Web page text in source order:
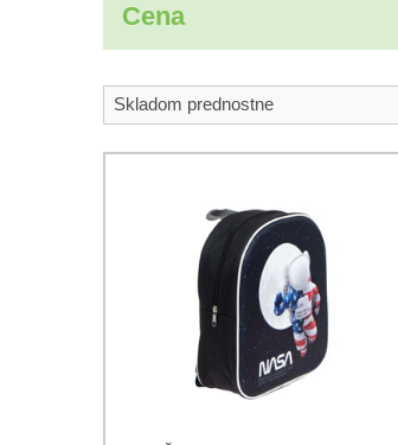
Cena
Skladom prednostne